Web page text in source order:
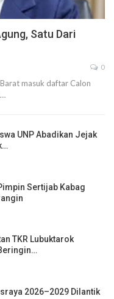
Satu Dari
0
masuk daftar Calon
UNP Abadikan Jejak
Sertijab Kabag
TKR Lubuktarok
2026–2029 Dilantik